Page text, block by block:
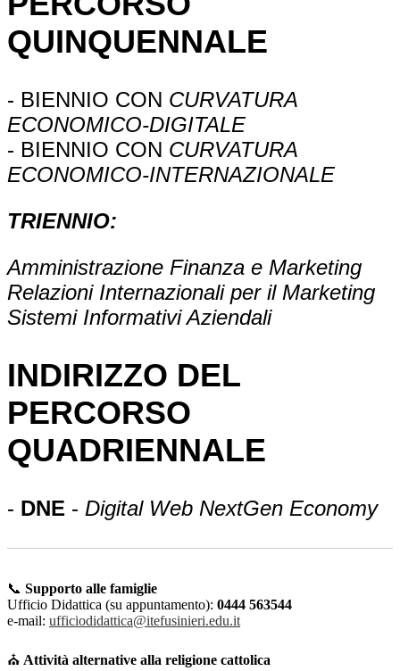
QUINQUENNALE
- BIENNIO CON CURVATURA
ECONOMICO-DIGITALE
- BIENNIO CON CURVATURA
ECONOMICO-INTERNAZIONALE
TRIENNIO:
Amministrazione Finanza e Marketing
Relazioni Internazionali per il Marketing
Sistemi Informativi Aziendali
INDIRIZZO DEL
PERCORSO
QUADRIENNALE
- DNE - Digital Web NextGen Economy
📞 Supporto alle famiglie
Ufficio Didattica (su appuntamento): 0444 563544
e-mail: ufficiodidattica@itefusinieri.edu.it
⛪ Attività alternative alla religione cattolica